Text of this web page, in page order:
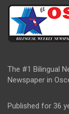
The #1 Bilingual
Newspaper in
Published for 36